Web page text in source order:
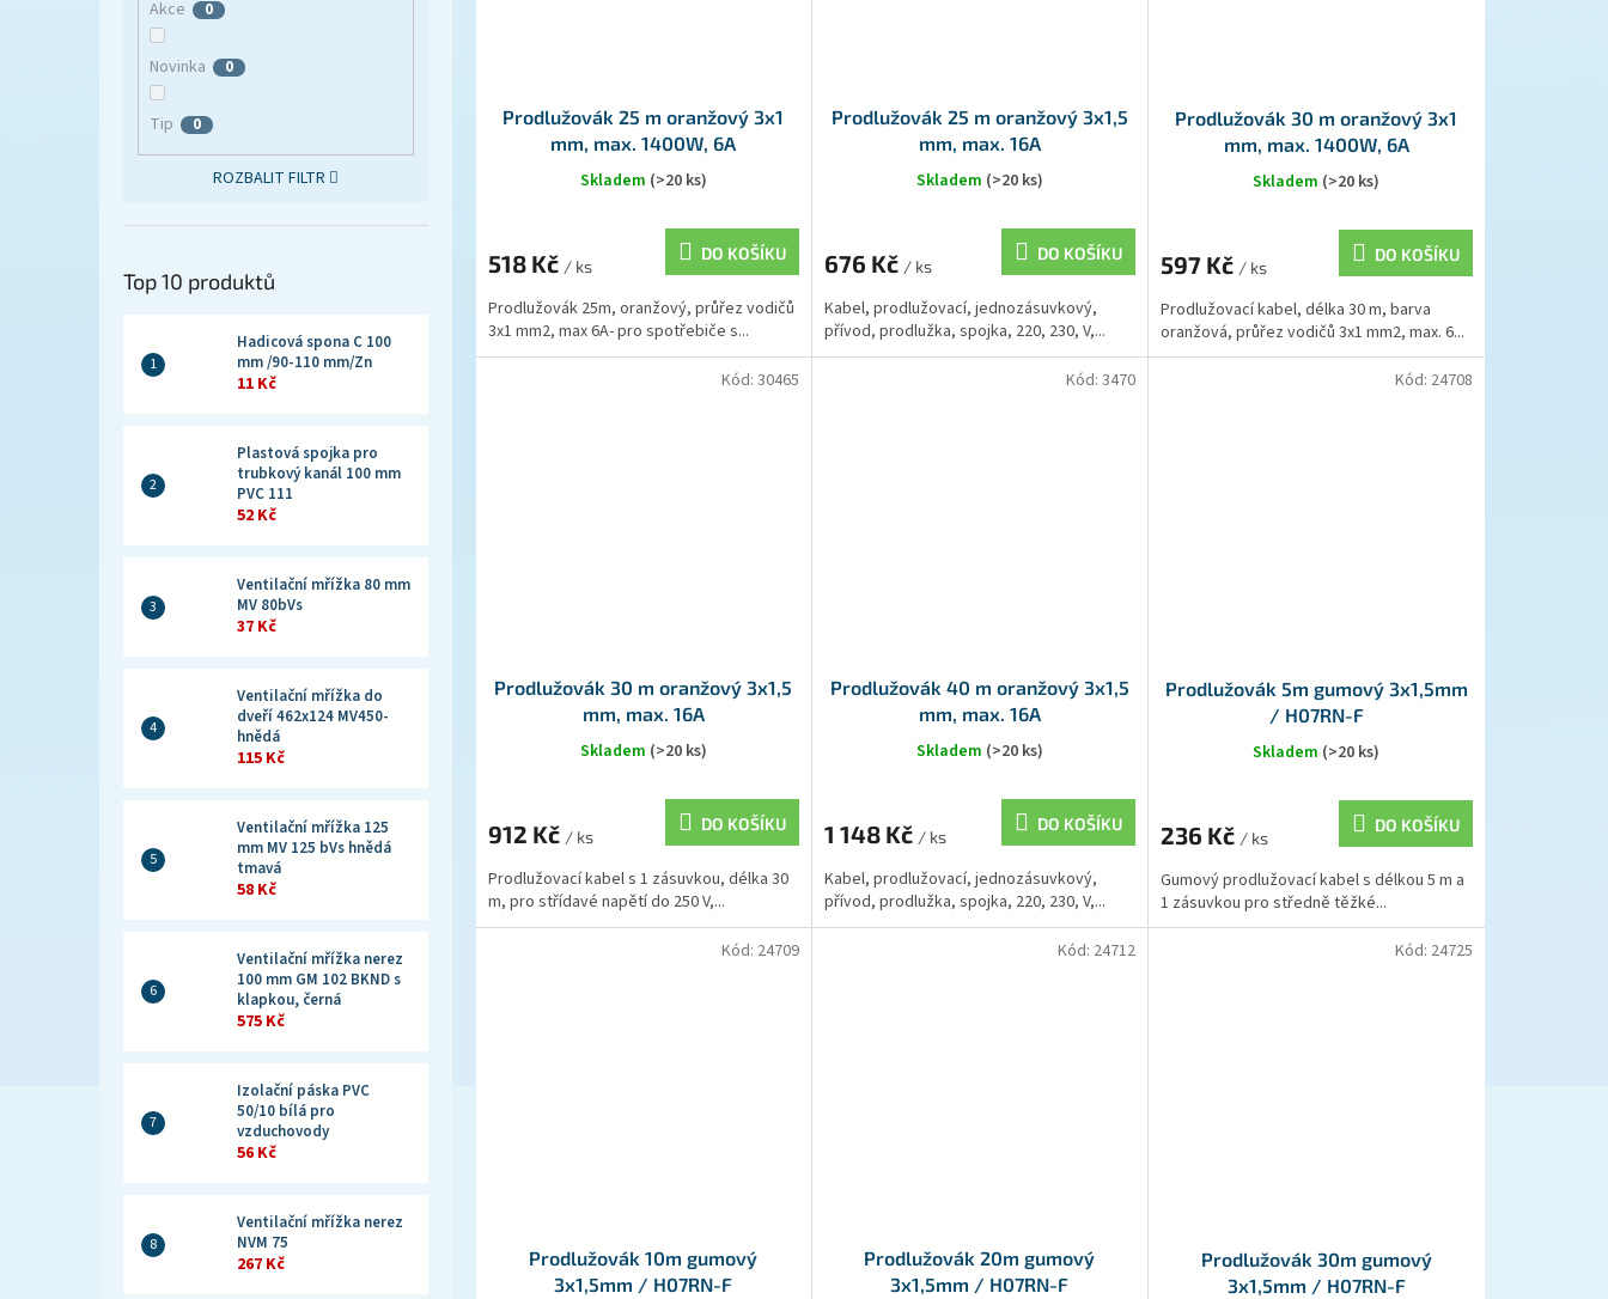
Akce 0
Novinka 0
Tip 0
ROZBALIT FILTR
Top 10 produktů
Hadicová spona C 100
mm /90-110 mm/Zn
11 Kč
Plastová spojka pro
trubkový kanál 100 mm
PVC 111
52 Kč
Ventilační mřížka 80 mm
MV 80bVs
37 Kč
Ventilační mřížka do
dveří 462x124 MV450-
hnědá
115 Kč
Ventilační mřížka 125
mm MV 125 bVs hnědá
tmavá
58 Kč
Ventilační mřížka nerez
100 mm GM 102 BKND s
klapkou, černá
575 Kč
Izolační páska PVC
50/10 bílá pro
vzduchovody
56 Kč
Ventilační mřížka nerez
NVM 75
267 Kč
Prodlužovák 25 m oranžový 3x1
mm, max. 1400W, 6A
Skladem (>20 ks)
518 Kč / ks
DO KOŠÍKU
Prodlužovák 25m, oranžový, průřez vodičů
3x1 mm2, max 6A- pro spotřebiče s...
Prodlužovák 25 m oranžový 3x1,5
mm, max. 16A
Skladem (>20 ks)
676 Kč / ks
DO KOŠÍKU
Kabel, prodlužovací, jednozásuvkový,
přívod, prodlužka, spojka, 220, 230, V,...
Prodlužovák 30 m oranžový 3x1
mm, max. 1400W, 6A
Skladem (>20 ks)
597 Kč / ks
DO KOŠÍKU
Prodlužovací kabel, délka 30 m, barva
oranžová, průřez vodičů 3x1 mm2, max. 6...
Prodlužovák 30 m oranžový 3x1,5
mm, max. 16A
Skladem (>20 ks)
912 Kč / ks
DO KOŠÍKU
Prodlužovací kabel s 1 zásuvkou, délka 30
m, pro střídavé napětí do 250 V,...
Kód: 30465
Prodlužovák 40 m oranžový 3x1,5
mm, max. 16A
Skladem (>20 ks)
1 148 Kč / ks
DO KOŠÍKU
Kabel, prodlužovací, jednozásuvkový,
přívod, prodlužka, spojka, 220, 230, V,...
Kód: 3470
Prodlužovák 5m gumový 3x1,5mm
/ H07RN-F
Skladem (>20 ks)
236 Kč / ks
DO KOŠÍKU
Gumový prodlužovací kabel s délkou 5 m a
1 zásuvkou pro středně těžké...
Kód: 24708
Prodlužovák 10m gumový
3x1,5mm / H07RN-F
Kód: 24709
Prodlužovák 20m gumový
3x1,5mm / H07RN-F
Kód: 24712
Prodlužovák 30m gumový
3x1,5mm / H07RN-F
Kód: 24725